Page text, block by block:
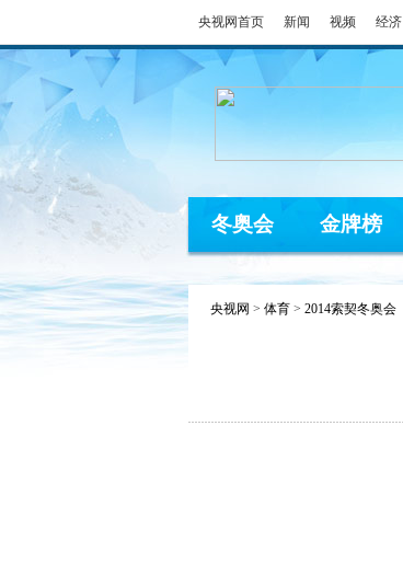
央视网首页 新闻 视频 经济
冬奥会 金牌榜
央视网 > 体育 > 2014索契冬奥会